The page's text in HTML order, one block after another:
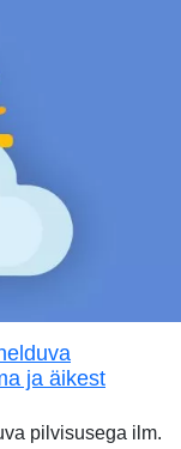
ja äikest
pilvisusega ilm.